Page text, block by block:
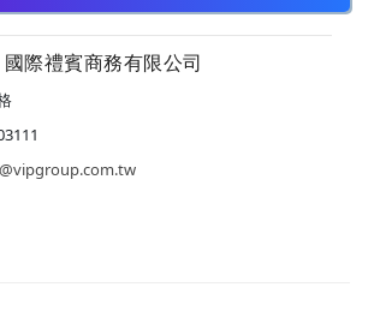
際禮賓商務有限公司